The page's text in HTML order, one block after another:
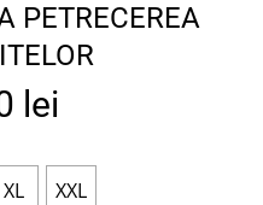
PETRECEREA
lei
XL XXL